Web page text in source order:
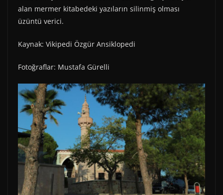
alan mermer kitabedeki yazıların silinmiş olması
üzüntü verici.
Kaynak: Vikipedi Özgür Ansiklopedi
Fotoğraflar: Mustafa Gürelli